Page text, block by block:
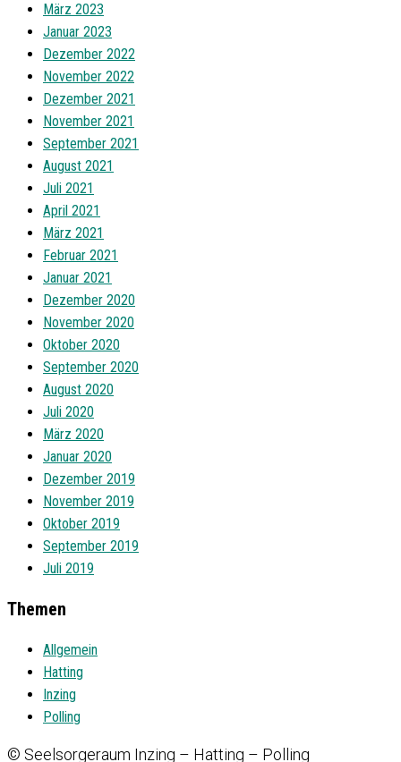
März 2023
Januar 2023
Dezember 2022
November 2022
Dezember 2021
November 2021
September 2021
August 2021
Juli 2021
April 2021
März 2021
Februar 2021
Januar 2021
Dezember 2020
November 2020
Oktober 2020
September 2020
August 2020
Juli 2020
März 2020
Januar 2020
Dezember 2019
November 2019
Oktober 2019
September 2019
Juli 2019
Themen
Allgemein
Hatting
Inzing
Polling
© Seelsorgeraum Inzing – Hatting – Polling